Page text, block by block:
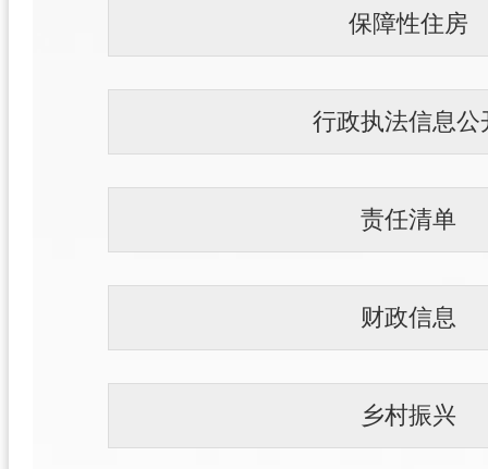
保障性住房
行政执法信息公
责任清单
财政信息
乡村振兴